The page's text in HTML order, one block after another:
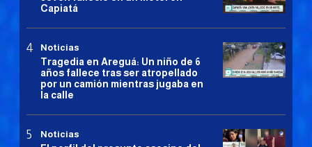
Capiatá
Noticias
Tragedia en Areguá: Un niño de 6
años fallece tras ser atropellado
por un camión mientras jugaba en
la calle
Noticias